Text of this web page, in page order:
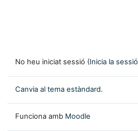
No heu iniciat sessió (Inicia la sessió
Canvia al tema estàndard.
Funciona amb Moodle